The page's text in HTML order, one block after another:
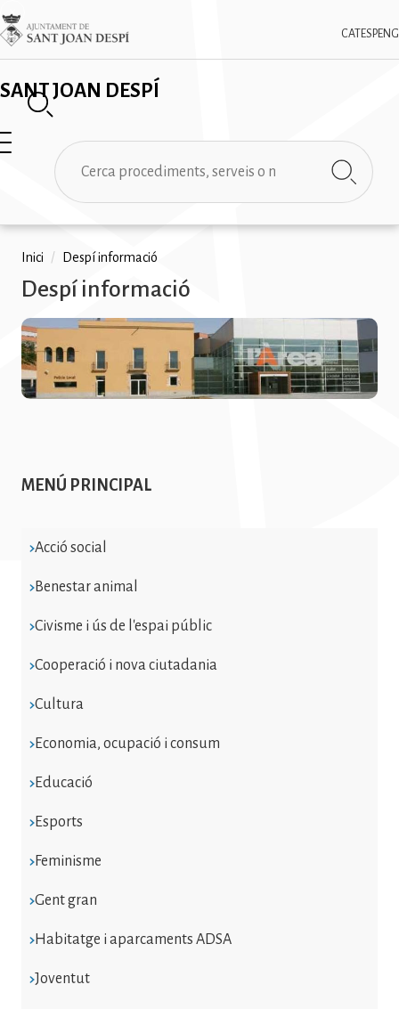
Vés
al
contingut
SANT JOAN DESPÍ
CAT ESPENG
Imatge
✕
Cerca
MENÚ PRINCIPAL
Acció social
Benestar animal
Civisme i ús de l'espai públic
Cooperació i nova ciutadania
Cultura
Economia, ocupació i consum
Educació
Esports
Feminisme
Gent gran
Habitatge i aparcaments ADSA
Joventut
Fil
d'ariadna
Inici / Despí informació
Despí informació